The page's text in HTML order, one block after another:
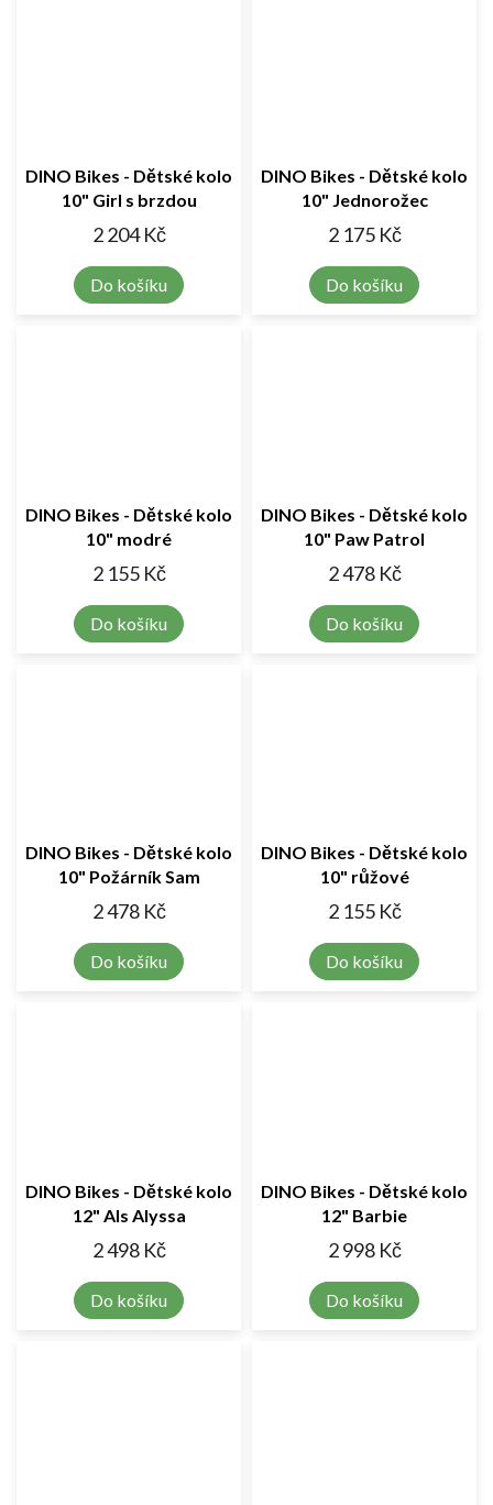
DINO Bikes - Dětské kolo
10" Girl s brzdou
2 204 Kč
Do košíku
DINO Bikes - Dětské kolo
10" Jednorožec
2 175 Kč
Do košíku
DINO Bikes - Dětské kolo
10" modré
2 155 Kč
Do košíku
DINO Bikes - Dětské kolo
10" Paw Patrol
2 478 Kč
Do košíku
DINO Bikes - Dětské kolo
10" Požárník Sam
2 478 Kč
Do košíku
DINO Bikes - Dětské kolo
10" růžové
2 155 Kč
Do košíku
DINO Bikes - Dětské kolo
12" Als Alyssa
2 498 Kč
Do košíku
DINO Bikes - Dětské kolo
12" Barbie
2 998 Kč
Do košíku